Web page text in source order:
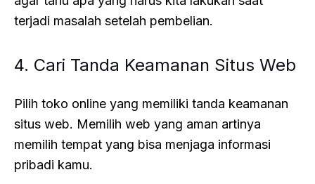
terjadi masalah setelah pembelian.
4. Cari Tanda Keamanan Situs Web
Pilih toko online yang memiliki tanda keamanan
situs web. Memilih web yang aman artinya
memilih tempat yang bisa menjaga informasi
pribadi kamu.